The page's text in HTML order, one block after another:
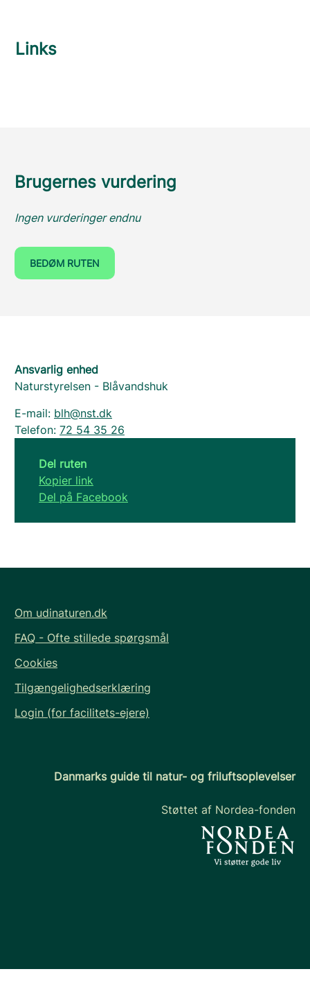
Links
Brugernes vurdering
Ingen vurderinger endnu
BEDØM RUTEN
Ansvarlig enhed
Naturstyrelsen - Blåvandshuk
E-mail: blh@nst.dk
Telefon: 72 54 35 26
Del ruten
Kopier link
Del på Facebook
Om udinaturen.dk
FAQ - Ofte stillede spørgsmål
Cookies
Tilgængelighedserklæring
Login (for facilitets-ejere)
Danmarks guide til natur- og friluftsoplevelser
Støttet af Nordea-fonden